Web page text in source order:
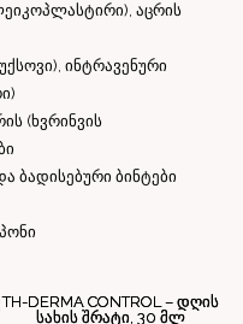
აცრის
ინტრავენური
(ხვრინვის
ბადისებური ბინტები